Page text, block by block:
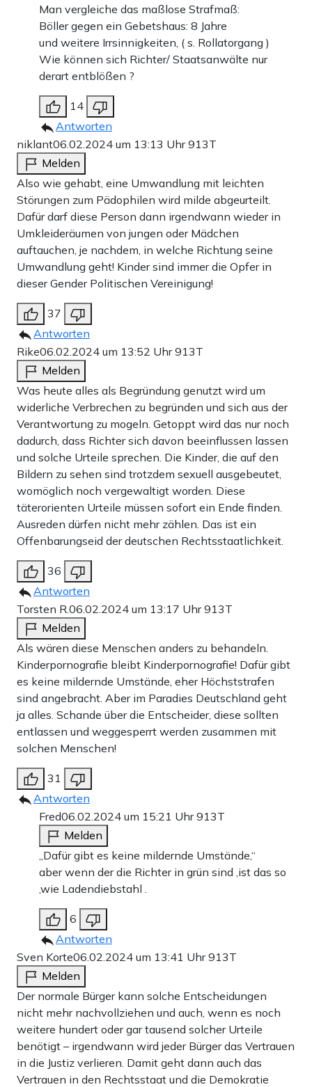
Man vergleiche das maßlose Strafmaß:
Böller gegen ein Gebetshaus: 8 Jahre
und weitere Irrsinnigkeiten, ( s. Rollatorgang )
Wie können sich Richter/ Staatsanwälte nur
derart entblößen ?
14
Antworten
niklant06.02.2024 um 13:13 Uhr913T
Melden
Also wie gehabt, eine Umwandlung mit leichten
Störungen zum Pädophilen wird milde abgeurteilt.
Dafür darf diese Person dann irgendwann wieder in
Umkleideräumen von jungen oder Mädchen
auftauchen, je nachdem, in welche Richtung seine
Umwandlung geht! Kinder sind immer die Opfer in
dieser Gender Politischen Vereinigung!
37
Antworten
Rike06.02.2024 um 13:52 Uhr913T
Melden
Was heute alles als Begründung genutzt wird um
widerliche Verbrechen zu begründen und sich aus der
Verantwortung zu mogeln. Getoppt wird das nur noch
dadurch, dass Richter sich davon beeinflussen lassen
und solche Urteile sprechen. Die Kinder, die auf den
Bildern zu sehen sind trotzdem sexuell ausgebeutet,
womöglich noch vergewaltigt worden. Diese
täterorienten Urteile müssen sofort ein Ende finden.
Ausreden dürfen nicht mehr zählen. Das ist ein
Offenbarungseid der deutschen Rechtsstaatlichkeit.
36
Antworten
Torsten R.06.02.2024 um 13:17 Uhr913T
Melden
Als wären diese Menschen anders zu behandeln.
Kinderpornografie bleibt Kinderpornografie! Dafür gibt
es keine mildernde Umstände, eher Höchststrafen
sind angebracht. Aber im Paradies Deutschland geht
ja alles. Schande über die Entscheider, diese sollten
entlassen und weggesperrt werden zusammen mit
solchen Menschen!
31
Antworten
Fred06.02.2024 um 15:21 Uhr913T
Melden
„Dafür gibt es keine mildernde Umstände,“
aber wenn der die Richter in grün sind ,ist das so
,wie Ladendiebstahl .
6
Antworten
Sven Korte06.02.2024 um 13:41 Uhr913T
Melden
Der normale Bürger kann solche Entscheidungen
nicht mehr nachvollziehen und auch, wenn es noch
weitere hundert oder gar tausend solcher Urteile
benötigt – irgendwann wird jeder Bürger das Vertrauen
in die Justiz verlieren. Damit geht dann auch das
Vertrauen in den Rechtsstaat und die Demokratie